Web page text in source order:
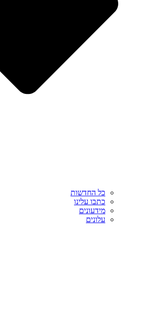
כל החדשות
כתבו עלינו
מידעונים
עלונים